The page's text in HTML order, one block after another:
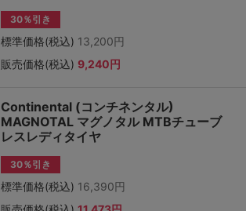
30％引き
標準価格(税込) 13,200円
販売価格(税込) 9,240円
Continental (コンチネンタル)
MAGNOTAL マグノタル MTBチューブ
レスレディタイヤ
30％引き
標準価格(税込) 16,390円